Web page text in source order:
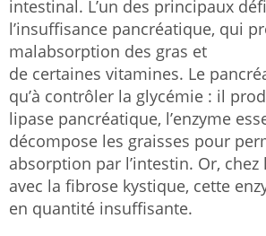
intestinal. L’un des principaux
l’insuffisance pancréatique, qui
malabsorption des gras et
de certaines vitamines. Le
qu’à contrôler la glycémie : il
lipase pancréatique, l’enzyme
décompose les graisses pour
absorption par l’intestin. Or,
avec la fibrose kystique, cette
en quantité insuffisante.